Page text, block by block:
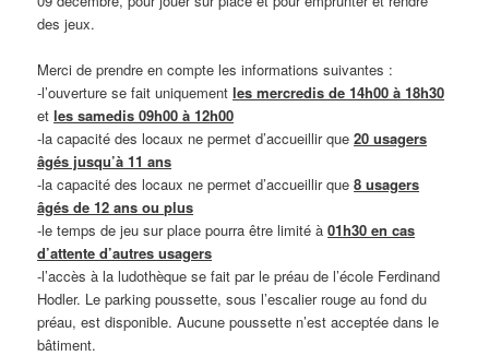
des jeux.
Merci de prendre en compte les informations suivantes :
-l’ouverture se fait uniquementles mercredis de 14h00 à 18h30
etles samedis 09h00 à 12h00
-la capacité des locaux ne permet d’accueillir que20 usagers
âgés jusqu’à 11 ans
-la capacité des locaux ne permet d’accueillir que8 usagers
âgés de 12 ans ou plus
-le temps de jeu sur place pourra être limité à01h30 en cas
d’attente d’autres usagers
-l’accès à la ludothèque se fait par le préau de l’école Ferdinand
Hodler. Le parking poussette, sous l’escalier rouge au fond du
préau, est disponible. Aucune poussette n’est acceptée dans le
bâtiment.